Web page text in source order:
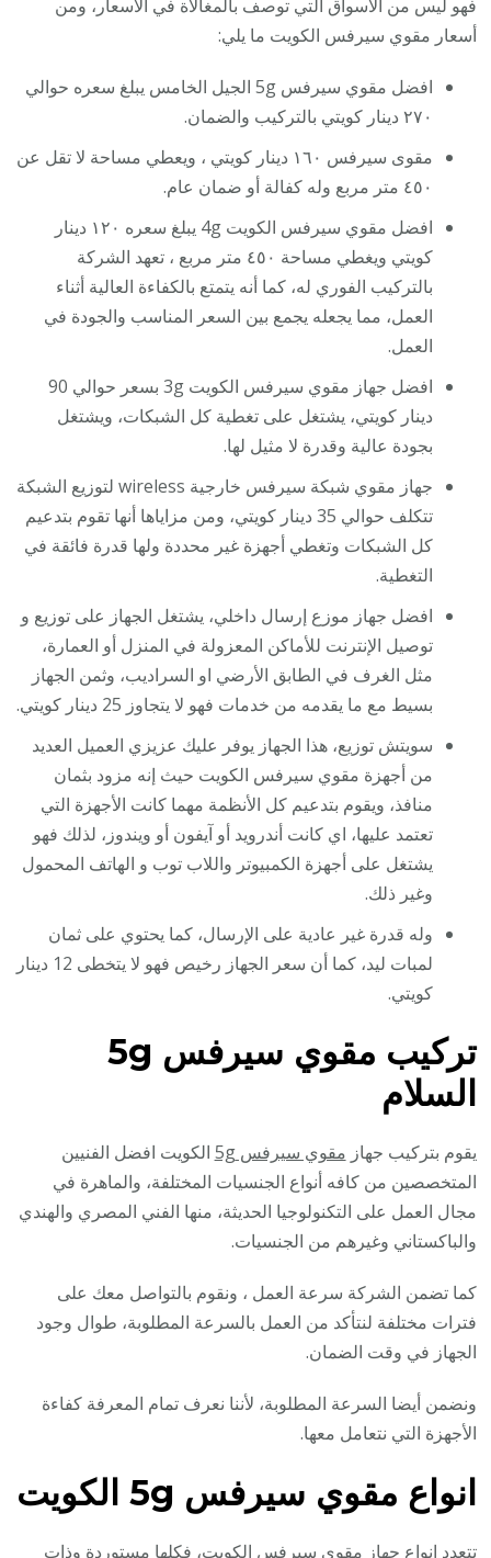
فهو ليس من الأسواق التي توصف بالمغالاة في الأسعار، ومن
أسعار مقوي سيرفس الكويت ما يلي:
افضل مقوي سيرفس 5g الجيل الخامس يبلغ سعره حوالي
٢٧٠ دينار كويتي بالتركيب والضمان.
مقوى سيرفس ١٦٠ دينار كويتي ، ويعطي مساحة لا تقل عن
٤٥٠ متر مربع وله كفالة أو ضمان عام.
افضل مقوي سيرفس الكويت 4g يبلغ سعره ١٢٠ دينار
كويتي ويغطي مساحة ٤٥٠ متر مربع ، تعهد الشركة
بالتركيب الفوري له، كما أنه يتمتع بالكفاءة العالية أثناء
العمل، مما يجعله يجمع بين السعر المناسب والجودة في
العمل.
افضل جهاز مقوي سيرفس الكويت 3g بسعر حوالي 90
دينار كويتي، يشتغل على تغطية كل الشبكات، ويشتغل
بجودة عالية وقدرة لا مثيل لها.
جهاز مقوي شبكة سيرفس خارجية wireless لتوزيع الشبكة
تتكلف حوالي 35 دينار كويتي، ومن مزاياها أنها تقوم بتدعيم
كل الشبكات وتغطي أجهزة غير محددة ولها قدرة فائقة في
التغطية.
افضل جهاز موزع إرسال داخلي، يشتغل الجهاز على توزيع و
توصيل الإنترنت للأماكن المعزولة في المنزل أو العمارة،
مثل الغرف في الطابق الأرضي او السراديب، وثمن الجهاز
بسيط مع ما يقدمه من خدمات فهو لا يتجاوز 25 دينار كويتي.
سويتش توزيع، هذا الجهاز يوفر عليك عزيزي العميل العديد
من أجهزة مقوي سيرفس الكويت حيث إنه مزود بثمان
منافذ، ويقوم بتدعيم كل الأنظمة مهما كانت الأجهزة التي
تعتمد عليها، اي كانت أندرويد أو آيفون أو ويندوز، لذلك فهو
يشتغل على أجهزة الكمبيوتر واللاب توب و الهاتف المحمول
وغير ذلك.
وله قدرة غير عادية على الإرسال، كما يحتوي على ثمان
لمبات ليد، كما أن سعر الجهاز رخيص فهو لا يتخطى 12 دينار
كويتي.
تركيب مقوي سيرفس 5g
السلام
يقوم بتركيب جهاز مقوي سيرفس 5g
الكويت افضل الفنيين
المتخصصين من كافه أنواع الجنسيات المختلفة، والماهرة في
مجال العمل على التكنولوجيا الحديثة، منها الفني المصري والهندي
والباكستاني وغيرهم من الجنسيات.
كما تضمن الشركة سرعة العمل ، ونقوم بالتواصل معك على
فترات مختلفة لنتأكد من العمل بالسرعة المطلوبة، طوال وجود
الجهاز في وقت الضمان.
ونضمن أيضا السرعة المطلوبة، لأننا نعرف تمام المعرفة كفاءة
الأجهزة التي نتعامل معها.
انواع مقوي سيرفس 5g الكويت
تتعدد انواع جهاز مقوي سيرفس الكويت، فكلها مستوردة وذات